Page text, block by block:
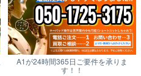
A1が24時間365日ご要件を承りま
す！！